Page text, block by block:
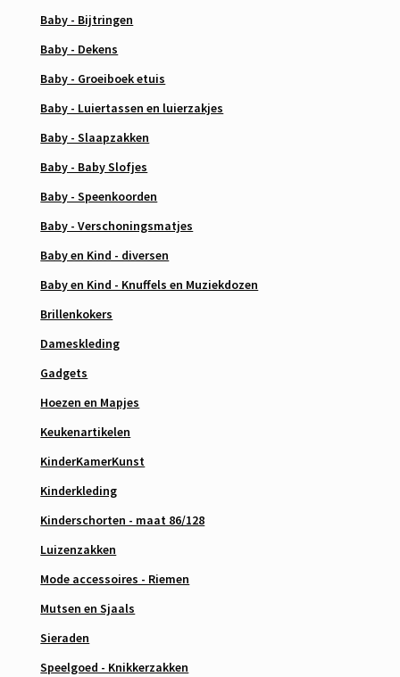
Baby - Bijtringen
Baby - Dekens
Baby - Groeiboek etuis
Baby - Luiertassen en luierzakjes
Baby - Slaapzakken
Baby - Baby Slofjes
Baby - Speenkoorden
Baby - Verschoningsmatjes
Baby en Kind - diversen
Baby en Kind - Knuffels en Muziekdozen
Brillenkokers
Dameskleding
Gadgets
Hoezen en Mapjes
Keukenartikelen
KinderKamerKunst
Kinderkleding
Kinderschorten - maat 86/128
Luizenzakken
Mode accessoires - Riemen
Mutsen en Sjaals
Sieraden
Speelgoed - Knikkerzakken